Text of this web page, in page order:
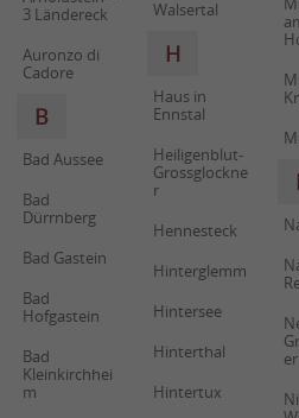
3 Ländereck
Auronzo di
Cadore
B
Bad Aussee
Bad
Dürrnberg
Bad Gastein
Bad
Hofgastein
Bad
Kleinkirchhei
m
Walsertal
H
Haus in
Ennstal
Heiligenblut-
Grossglockne
r
Hennesteck
Hinterglemm
Hintersee
Hinterthal
Hintertux
er